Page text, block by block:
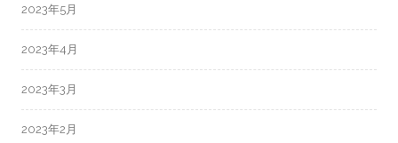
2023年5月
2023年4月
2023年3月
2023年2月